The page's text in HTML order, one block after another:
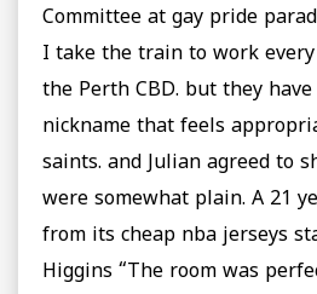
Committee at gay pride
I take the train to work every
the Perth CBD. but they
nickname that feels
saints. and Julian agreed to
were somewhat plain. A 21
from its cheap nba jerseys
Higgins “The room was